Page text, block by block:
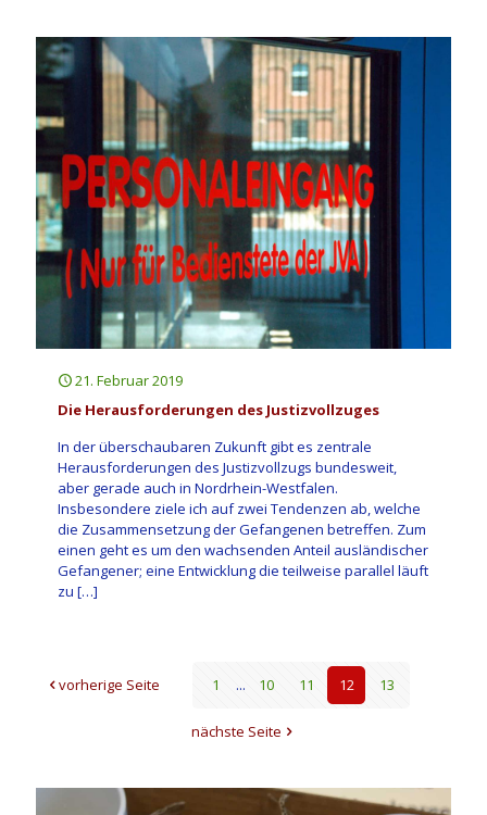
21. Februar 2019
Die Herausforderungen des Justizvollzuges
In der überschaubaren Zukunft gibt es zentrale
Herausforderungen des Justizvollzugs bundesweit,
aber gerade auch in Nordrhein-Westfalen.
Insbesondere ziele ich auf zwei Tendenzen ab, welche
die Zusammensetzung der Gefangenen betreffen. Zum
einen geht es um den wach­senden Anteil ausländischer
Gefangener; eine Entwicklung die teilweise parallel läuft
zu […]
vorherige Seite 1 ... 10 11 12 13
nächste Seite